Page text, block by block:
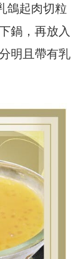
鴿起肉切粒
鍋，再放入
明且帶有乳